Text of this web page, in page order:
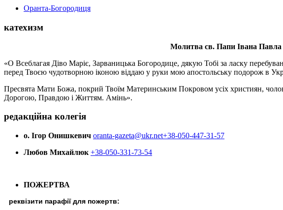
Оранта-Богородиця
катехизм
Молитва св. Папи Івана Павла
«О Всеблагая Діво Маріє, Зарваницька Богородице, дякую Тобі за ласку
перед Твоєю чудотворною іконою віддаю у руки мою апостольську подорож в
Пресвята Мати Божа, покрий Твоїм Материнським Покровом усіх християн,
Дорогою, Правдою і Життям. Амінь».
редакційна колегія
о. Ігор Онишкевич oranta-gazeta@ukr.net+38-050-447-31-57
Любов Михайлюк +38-050-331-73-54
ПОЖЕРТВА
реквізити парафії для пожертв: